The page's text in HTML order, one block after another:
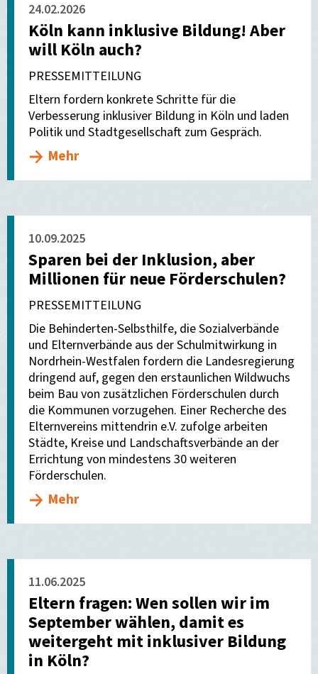
24.02.2026
Köln kann inklusive Bildung! Aber
will Köln auch?
PRESSEMITTEILUNG
Eltern fordern konkrete Schritte für die
Verbesserung inklusiver Bildung in Köln und laden
Politik und Stadtgesellschaft zum Gespräch.
Mehr
10.09.2025
Sparen bei der Inklusion, aber
Millionen für neue Förderschulen?
PRESSEMITTEILUNG
Die Behinderten-Selbsthilfe, die Sozialverbände
und Elternverbände aus der Schulmitwirkung in
Nordrhein-Westfalen fordern die Landesregierung
dringend auf, gegen den erstaunlichen Wildwuchs
beim Bau von zusätzlichen Förderschulen durch
die Kommunen vorzugehen. Einer Recherche des
Elternvereins mittendrin e.V. zufolge arbeiten
Städte, Kreise und Landschaftsverbände an der
Errichtung von mindestens 30 weiteren
Förderschulen.
Mehr
11.06.2025
Eltern fragen: Wen sollen wir im
September wählen, damit es
weitergeht mit inklusiver Bildung
in Köln?